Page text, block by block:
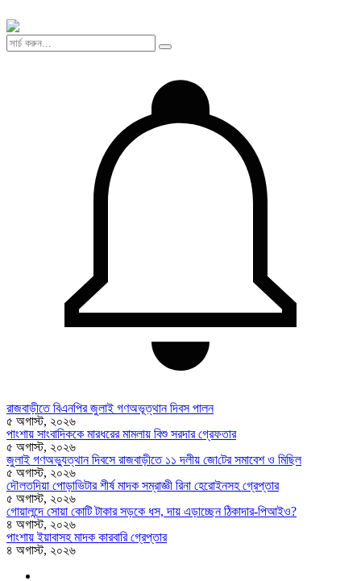
রাজবাড়ীতে বিএন‌পির জুলাই গণঅভূত্থান দিবস পালন
৫ অগাস্ট, ২০২৬
পাংশায় সাংবাদিককে মারধরের মামলায় বিশু সরদার গ্রেফতার
৫ অগাস্ট, ২০২৬
জুলাই গণঅভ্যুত্থান দিবসে রাজবাড়ীতে ১১ দলীয় জো‌টের সমাবেশ ও মি‌ছিল
৫ অগাস্ট, ২০২৬
দৌলতদিয়া পোড়াভিটার শীর্ষ মাদক সম্রাজ্ঞী রিনা হেরোইনসহ গ্রেপ্তার
৫ অগাস্ট, ২০২৬
গোয়ালন্দে সোয়া কোটি টাকার সড়কে ধস, দায় এড়াচ্ছেন ঠিকাদার-পিআইও?
৪ অগাস্ট, ২০২৬
পাংশায় ইয়াবাসহ মাদক কারবারি গ্রেপ্তার
৪ অগাস্ট, ২০২৬